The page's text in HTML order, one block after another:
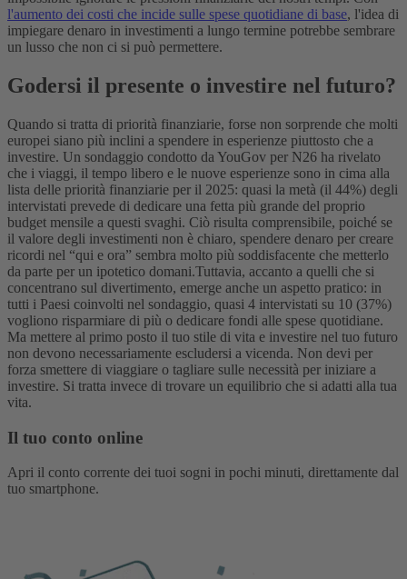
l'aumento dei costi che incide sulle spese quotidiane di base, l'idea di
impiegare denaro in investimenti a lungo termine potrebbe sembrare
un lusso che non ci si può permettere.
Godersi il presente o investire nel futuro?
Quando si tratta di priorità finanziarie, forse non sorprende che molti
europei siano più inclini a spendere in esperienze piuttosto che a
investire. Un sondaggio condotto da YouGov per N26 ha rivelato
che i viaggi, il tempo libero e le nuove esperienze sono in cima alla
lista delle priorità finanziarie per il 2025: quasi la metà (il 44%) degli
intervistati prevede di dedicare una fetta più grande del proprio
budget mensile a questi svaghi. Ciò risulta comprensibile, poiché se
il valore degli investimenti non è chiaro, spendere denaro per creare
ricordi nel “qui e ora” sembra molto più soddisfacente che metterlo
da parte per un ipotetico domani.Tuttavia, accanto a quelli che si
concentrano sul divertimento, emerge anche un aspetto pratico: in
tutti i Paesi coinvolti nel sondaggio, quasi 4 intervistati su 10 (37%)
vogliono risparmiare di più o dedicare fondi alle spese quotidiane.
Ma mettere al primo posto il tuo stile di vita e investire nel tuo futuro
non devono necessariamente escludersi a vicenda. Non devi per
forza smettere di viaggiare o tagliare sulle necessità per iniziare a
investire. Si tratta invece di trovare un equilibrio che si adatti alla tua
vita.
Il tuo conto online
Apri il conto corrente dei tuoi sogni in pochi minuti, direttamente dal
tuo smartphone.